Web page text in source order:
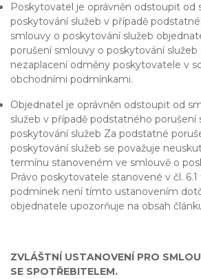
Poskytovatel je oprávněn odstoupit od
poskytování služeb v případě
smlouvy o poskytování služeb
porušení smlouvy o poskytování služeb
nezaplacení odměny poskytovatele v
obchodními podmínkami.
Objednatel je oprávněn odstoupit od
služeb v případě podstatného porušení
poskytování služeb Za podstatné
poskytování služeb se považuje
termínu stanoveném ve smlouvě o
Právo poskytovatele stanovené v čl.
podmínek není tímto ustanovením
objednatele upozorňuje na obsah
ZVLÁŠTNÍ USTANOVENÍ PRO
SE SPOTŘEBITELEM.